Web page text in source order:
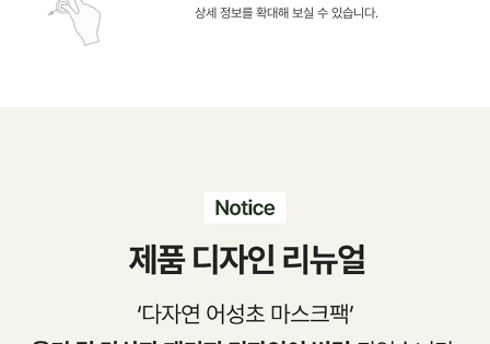
상세 정보를 확대해 보실 수 있습니다.